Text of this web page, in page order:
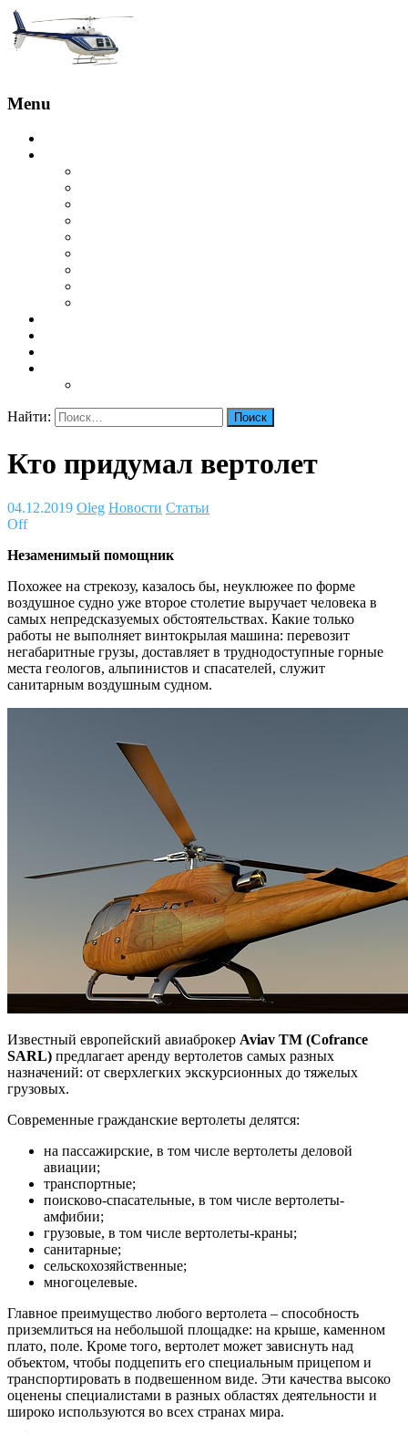
Menu
Найти:
Кто придумал вертолет
04.12.2019 Oleg Новости Статьи
Off
Незаменимый помощник
Похожее на стрекозу, казалось бы, неуклюжее по форме
воздушное судно уже второе столетие выручает человека в
самых непредсказуемых обстоятельствах. Какие только
работы не выполняет винтокрылая машина: перевозит
негабаритные грузы, доставляет в труднодоступные горные
места геологов, альпинистов и спасателей, служит
санитарным воздушным судном.
Известный европейский авиаброкер Aviav TM (Cofrance
SARL) предлагает аренду вертолетов самых разных
назначений: от сверхлегких экскурсионных до тяжелых
грузовых.
Современные гражданские вертолеты делятся:
на пассажирские, в том числе вертолеты деловой
авиации;
транспортные;
поисково-спасательные, в том числе вертолеты-
амфибии;
грузовые, в том числе вертолеты-краны;
санитарные;
сельскохозяйственные;
многоцелевые.
Главное преимущество любого вертолета – способность
приземлиться на небольшой площадке: на крыше, каменном
плато, поле. Кроме того, вертолет может зависнуть над
объектом, чтобы подцепить его специальным прицепом и
транспортировать в подвешенном виде. Эти качества высоко
оценены специалистами в разных областях деятельности и
широко используются во всех странах мира.